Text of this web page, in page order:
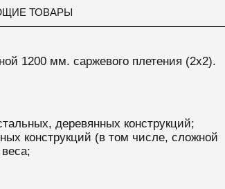
ТОВАРЫ
1200 мм. саржевого плетения (2х2).
деревянных конструкций;
конструкций (в том числе, сложной